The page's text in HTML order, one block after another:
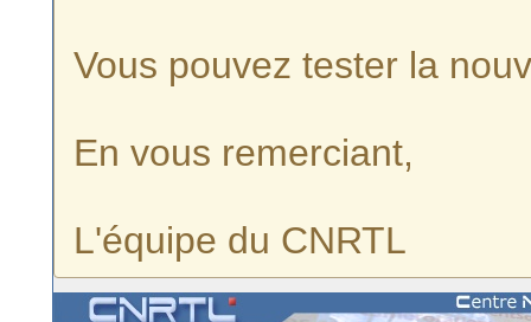
Vous pouvez tester la
En vous remerciant,
L'équipe du CNRTL